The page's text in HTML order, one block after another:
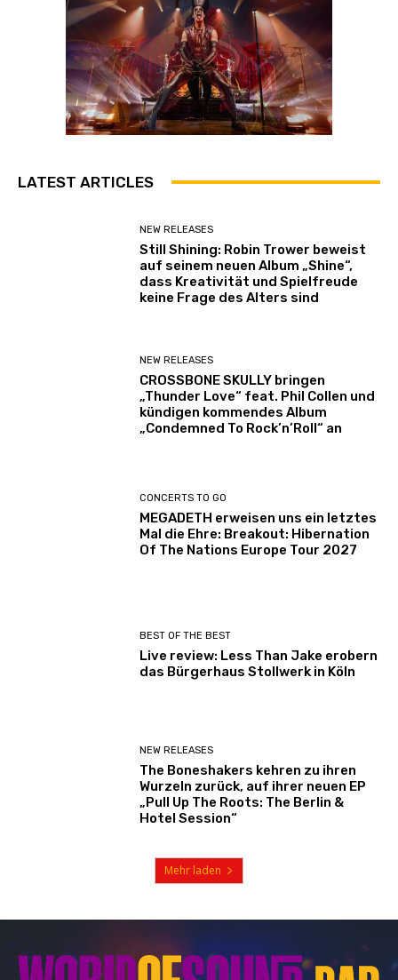
LATEST ARTICLES
NEW RELEASES
Still Shining: Robin Trower beweist
auf seinem neuen Album „Shine“,
dass Kreativität und Spielfreude
keine Frage des Alters sind
NEW RELEASES
CROSSBONE SKULLY bringen
„Thunder Love“ feat. Phil Collen und
kündigen kommendes Album
„Condemned To Rock’n’Roll“ an
CONCERTS TO GO
MEGADETH erweisen uns ein letztes
Mal die Ehre: Breakout: Hibernation
Of The Nations Europe Tour 2027
BEST OF THE BEST
Live review: Less Than Jake erobern
das Bürgerhaus Stollwerk in Köln
NEW RELEASES
The Boneshakers kehren zu ihren
Wurzeln zurück, auf ihrer neuen EP
„Pull Up The Roots: The Berlin &
Hotel Session“
Mehr laden